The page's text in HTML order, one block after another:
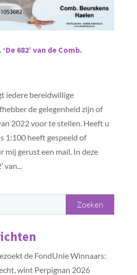
682’ van de Comb.
iedere bereidwillige
de gelegenheid zijn of
2022 voor te stellen. Heeft u
1:100 heeft gespeeld of
mij gerust een mail. In deze
de FondUnie Winnaars:
wint Perpignan 2026